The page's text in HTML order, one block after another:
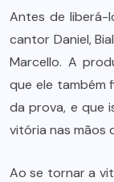
Antes de liberá-
cantor Daniel,
Marcello. A
que ele também
da prova, e que
vitória nas mãos
Ao se tornar a